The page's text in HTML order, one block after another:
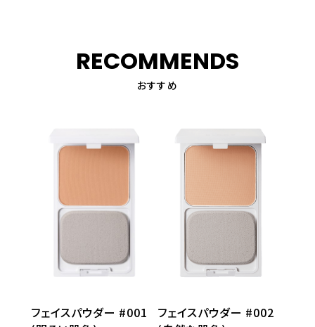
RECOMMENDS
おすすめ
フェイスパウダー #001
フェイスパウダー #002